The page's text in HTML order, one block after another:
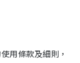
用條款及細則，